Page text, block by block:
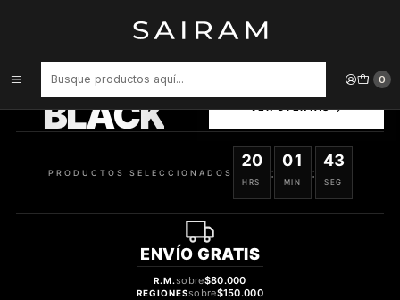
0
PERFUME 212 VARON EDT 30 ML
BLACK
SELECCIONADOS
PRODUCTOS SELECCIONADOS
20
HRS
:
01
MIN
:
42
SEG
ENVÍO GRATIS
R.M.sobre$80.000
REGIONESsobre$150.000